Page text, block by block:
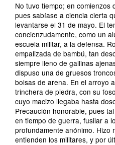
No tuvo tiempo; en comienzos
pues sabíase a ciencia cierta
levantarse el 31 de mayo. El
concienzudamente, como un
escuela militar, a la defensa.
empalizada de bambú, tan
siempre lleno de gallinas
dispuso una de gruesos
bolsas de arena. En el arroyo
trinchera de piedra, con su
cuyo macizo llegaba hasta
Precaución honorable, pues
en tiempo de guerra, fusilar a
profundamente anónimo. Hizo
entienden los militares, y por